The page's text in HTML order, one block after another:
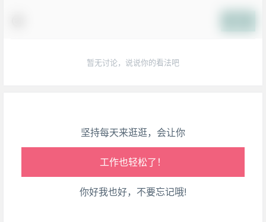
暂无讨论，说说你的看法吧
坚持每天来逛逛，会让你
腰也不酸了！
工作也轻松了！
你好我也好，不要忘记哦!